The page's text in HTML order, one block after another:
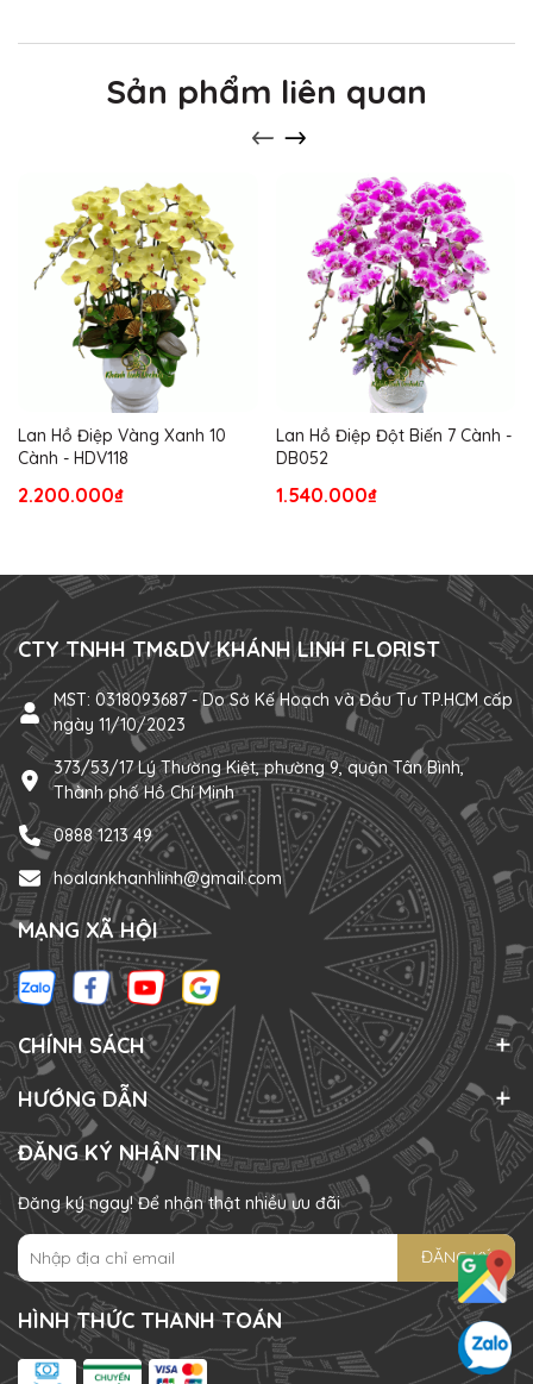
Sản phẩm liên quan
Lan Hồ Điệp Vàng Xanh 10
Cành - HDV118
2.200.000₫
Lan Hồ Điệp Đột Biến 7 Cành -
DB052
1.540.000₫
CTY TNHH TM&DV KHÁNH LINH FLORIST
MST: 0318093687 - Do Sở Kế Hoạch và Đầu Tư TP.HCM cấp
ngày 11/10/2023
373/53/17 Lý Thường Kiệt, phường 9, quận Tân Bình,
Thành phố Hồ Chí Minh
0888 1213 49
hoalankhanhlinh@gmail.com
MẠNG XÃ HỘI
CHÍNH SÁCH
HƯỚNG DẪN
ĐĂNG KÝ NHẬN TIN
Đăng ký ngay! Để nhận thật nhiều ưu đãi
ĐĂNG KÝ
HÌNH THỨC THANH TOÁN